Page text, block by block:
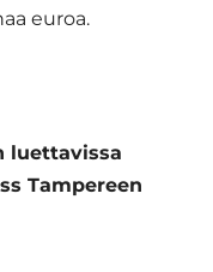
euroa.
luettavissa
Tampereen